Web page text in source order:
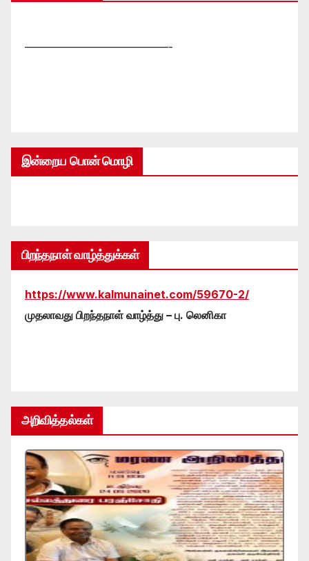
—————————————-
இன்றைய பொன் மொழி
பிறந்தநாள் வாழ்த்துக்கள்
https://www.kalmunainet.com/59670-2/
முதலாவது பிறந்தநாள் வாழ்த்து – பு. லெனிகா
அறிவித்தல்கள்